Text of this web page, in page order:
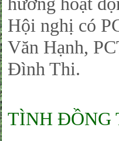
Hội nghị có
Văn Hạnh,
Đình Thi.
TÌNH ĐỒNG